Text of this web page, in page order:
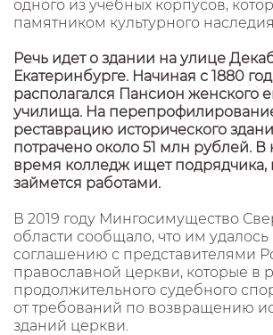
одного из учебных корпусов,
памятником культурного
Речь идет о здании на улице
Екатеринбурге. Начиная с 1880
располагался Пансион женского
училища. На
реставрацию исторического
потрачено около 51 млн рублей. В
время колледж ищет подрядчика,
займется работами.
В 2019 году Мингосимущество
области сообщало, что им
соглашению с представителями
православной церкви, которые в
продолжительного судебного
от требований по возвращению
зданий церкви.